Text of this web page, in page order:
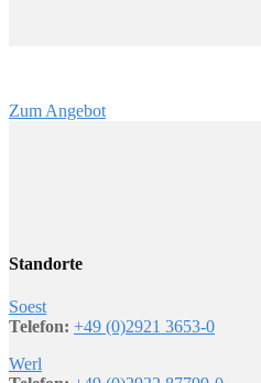
Zum Angebot
Standorte
Soest
Telefon: +49 (0)2921 3653-0
Werl